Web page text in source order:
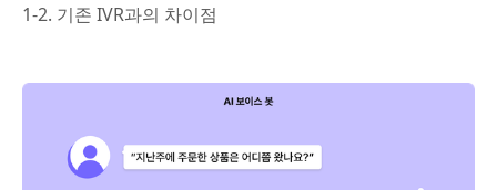
1-2. 기존 IVR과의 차이점